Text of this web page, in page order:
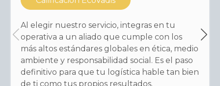
Al elegir nuestro servicio, integras en tu
operativa a un aliado que cumple con los
más altos estándares globales en ética, medio
ambiente y responsabilidad social. Es el paso
definitivo para que tu logística hable tan bien
de ti como tus propios resultados.